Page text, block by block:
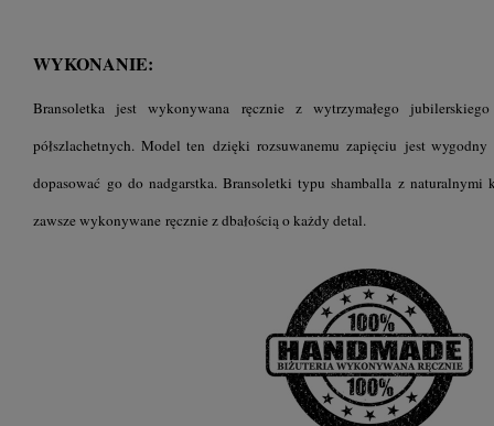
WYKONANIE:
Bransoletka jest wykonywana ręcznie z wytrzymałego
półszlachetnych. Model ten dzięki rozsuwanemu zapięciu jest
dopasować go do nadgarstka. Bransoletki typu shamballa z naturalnymi
zawsze wykonywane ręcznie z dbałością o każdy detal.